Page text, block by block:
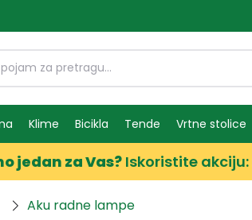
Klime Bicikla Tende Vrtne stolice
jedan za Vas? Iskoristite akciju:
Aku radne lampe